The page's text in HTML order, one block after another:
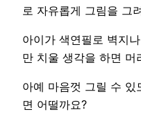
로 자유롭게 그림을 그
아이가 색연필로 벽지
만 치울 생각을 하면 머
아예 마음껏 그릴 수 있
면 어떨까요?